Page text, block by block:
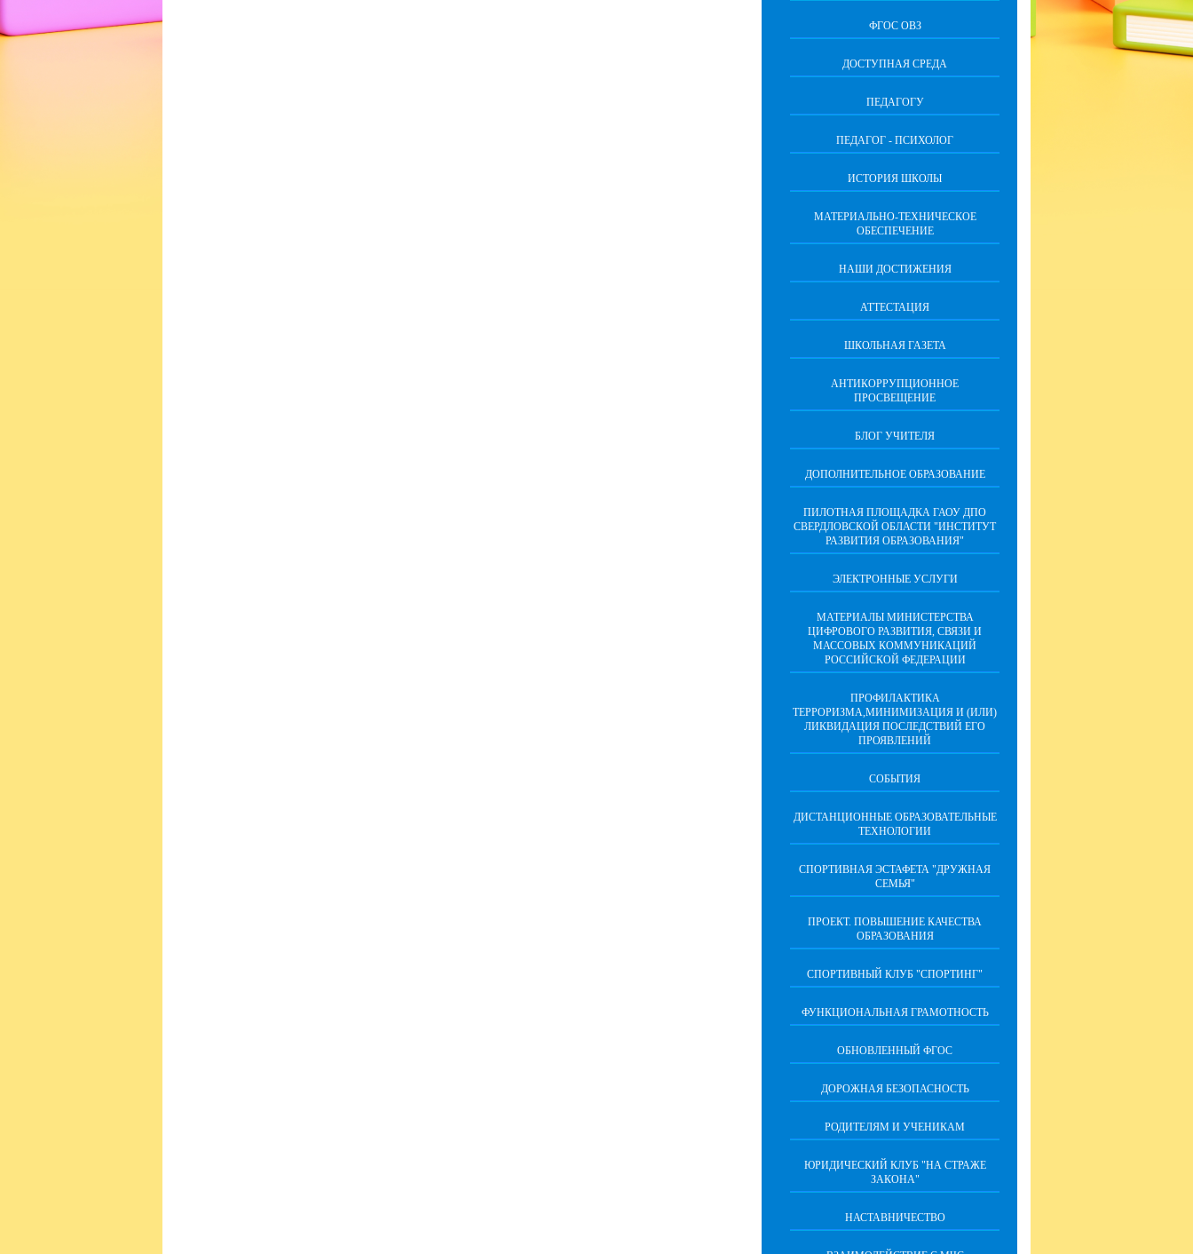
ФГОС ОВЗ
ДОСТУПНАЯ СРЕДА
ПЕДАГОГУ
ПЕДАГОГ - ПСИХОЛОГ
ИСТОРИЯ ШКОЛЫ
МАТЕРИАЛЬНО-ТЕХНИЧЕСКОЕ
ОБЕСПЕЧЕНИЕ
НАШИ ДОСТИЖЕНИЯ
АТТЕСТАЦИЯ
ШКОЛЬНАЯ ГАЗЕТА
АНТИКОРРУПЦИОННОЕ
ПРОСВЕЩЕНИЕ
БЛОГ УЧИТЕЛЯ
ДОПОЛНИТЕЛЬНОЕ ОБРАЗОВАНИЕ
ПИЛОТНАЯ ПЛОЩАДКА ГАОУ ДПО
СВЕРДЛОВСКОЙ ОБЛАСТИ "ИНСТИТУТ
РАЗВИТИЯ ОБРАЗОВАНИЯ"
ЭЛЕКТРОННЫЕ УСЛУГИ
МАТЕРИАЛЫ МИНИСТЕРСТВА
ЦИФРОВОГО РАЗВИТИЯ, СВЯЗИ И
МАССОВЫХ КОММУНИКАЦИЙ
РОССИЙСКОЙ ФЕДЕРАЦИИ
ПРОФИЛАКТИКА
ТЕРРОРИЗМА,МИНИМИЗАЦИЯ И (ИЛИ)
ЛИКВИДАЦИЯ ПОСЛЕДСТВИЙ ЕГО
ПРОЯВЛЕНИЙ
СОБЫТИЯ
ДИСТАНЦИОННЫЕ ОБРАЗОВАТЕЛЬНЫЕ
ТЕХНОЛОГИИ
СПОРТИВНАЯ ЭСТАФЕТА "ДРУЖНАЯ
СЕМЬЯ"
ПРОЕКТ. ПОВЫШЕНИЕ КАЧЕСТВА
ОБРАЗОВАНИЯ
СПОРТИВНЫЙ КЛУБ "СПОРТИНГ"
ФУНКЦИОНАЛЬНАЯ ГРАМОТНОСТЬ
ОБНОВЛЕННЫЙ ФГОС
ДОРОЖНАЯ БЕЗОПАСНОСТЬ
РОДИТЕЛЯМ И УЧЕНИКАМ
ЮРИДИЧЕСКИЙ КЛУБ "НА СТРАЖЕ
ЗАКОНА"
НАСТАВНИЧЕСТВО